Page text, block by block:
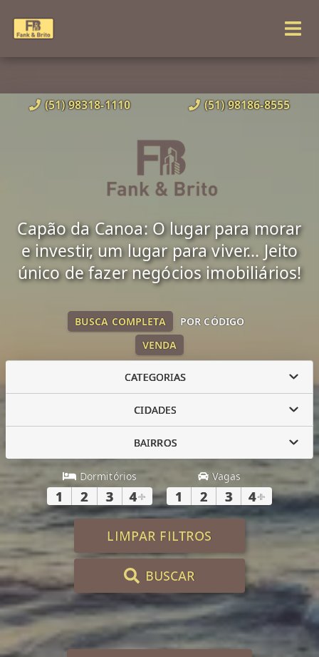
(51) 98318-1110 (51) 98186-8555
Capão da Canoa: O lugar para morar
e investir, um lugar para viver... Jeito
único de fazer negócios imobiliários!
VENDA
BUSCA COMPLETA POR CÓDIGO
CATEGORIAS
CIDADES
BAIRROS
Dormitórios
1 2 3 4+
Vagas
1 2 3 4+
LIMPAR FILTROS
BUSCAR